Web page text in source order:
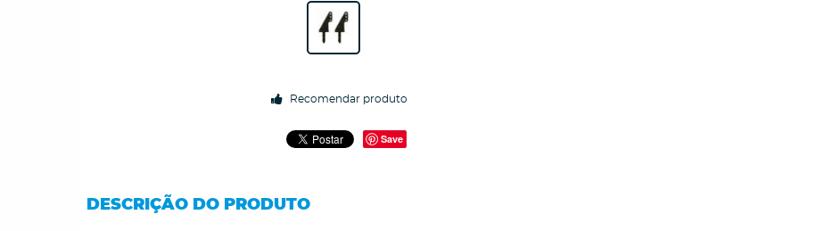
Recomendar produto
Save
DESCRIÇÃO DO PRODUTO